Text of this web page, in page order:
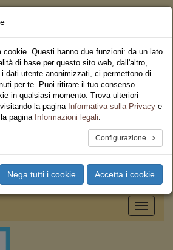
Servizi
Iscriviti
Ricerca
Area Stampa
Privacy
Regionale USB
Toggle
Questi hanno due funzioni: da un lato
di base per questo sito web, dall'altro,
dati utente anonimizzati, ci permettono di
per te. Puoi ritirare il tuo consenso
in qualsiasi momento. Trova ulteriori
la pagina Informativa sulla Privacy e
pagina Informazioni legali.
Configurazione
Nega tutti i cookie Accetta i cookie